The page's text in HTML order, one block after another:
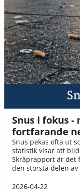
Snus i fokus
fortfarande
Snus pekas ofta ut
statistik visar att
Skräprapport är det
den största delen
renare miljöer.
2026-04-22